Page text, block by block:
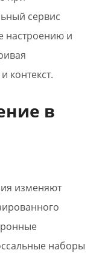
сервис
настроению и
контекст.
в
изменяют
наборы